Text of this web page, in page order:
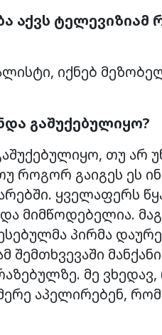
აქვს ტელევიზიამ
იქნებ
გაშუქებულიყო?
თუ არ
როგორ გაიგეს ეს
ყველაფერს
მიმწოდებელია.
პირმა
მე
აპელირებენ,